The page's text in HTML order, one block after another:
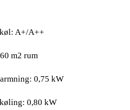
A+/A++
m2 rum
0,75 kW
0,80 kW